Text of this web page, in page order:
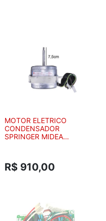
MOTOR ELETRICO
CONDENSADOR
SPRINGER MIDEA
R$ 910,00